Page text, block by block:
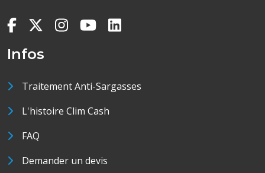
Infos
Traitement Anti-Sargasses
L'histoire Clim Cash
FAQ
Demander un devis